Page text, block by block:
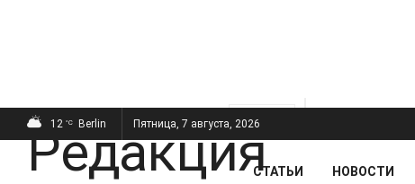
ПОСЛЕДНИЕ
12 °C Berlin Пятница, 7 августа, 2026
СТАТЬИ НОВОСТИ